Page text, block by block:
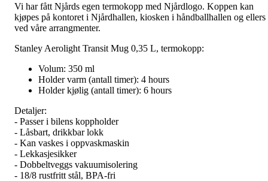
Vi har fått Njårds egen termokopp med Njårdlogo. Koppen kan
kjøpes på kontoret i Njårdhallen, kiosken i håndballhallen og ellers
ved våre arrangmenter.
Stanley Aerolight Transit Mug 0,35 L, termokopp:
Volum: 350 ml
Holder varm (antall timer): 4 hours
Holder kjølig (antall timer): 6 hours
Detaljer:
- Passer i bilens koppholder
- Låsbart, drikkbar lokk
- Kan vaskes i oppvaskmaskin
- Lekkasjesikker
- Dobbeltveggs vakuumisolering
- 18/8 rustfritt stål, BPA-fri